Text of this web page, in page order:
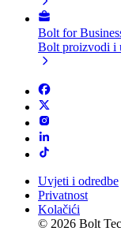
Bolt for
Bolt proizvodi i
Uvjeti i odredbe
Privatnost
Kolačići
© 2026 Bolt